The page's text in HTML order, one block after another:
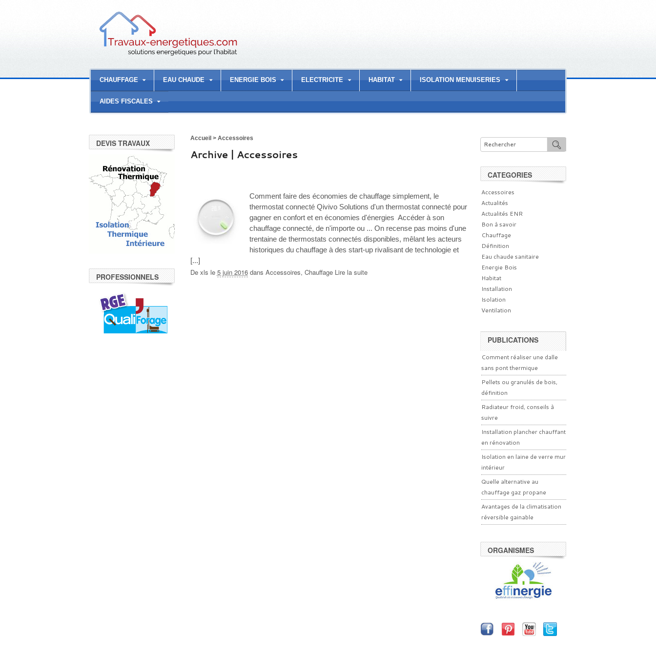
CHAUFFAGE EAU CHAUDE ENERGIE BOIS ELECTRICITE HABITAT ISOLATION MENUISERIES
AIDES FISCALES
Accueil > Accessoires
Archive | Accessoires
Comment faire des économies de chauffage simplement, le
thermostat connecté Qivivo Solutions d'un thermostat connecté pour
gagner en confort et en économies d'énergies Accéder à son
chauffage connecté, de n'importe ou ... On recense pas moins d'une
trentaine de thermostats connectés disponibles, mêlant les acteurs
historiques du chauffage à des start-up rivalisant de technologie et
[...]
De xls le 5 juin 2016 dans Accessoires, Chauffage Lire la suite
CATEGORIES
Accessoires
Actualités
Actualités ENR
Bon à savoir
Chauffage
Définition
Eau chaude sanitaire
Energie Bois
Habitat
Installation
Isolation
Ventilation
PUBLICATIONS
Comment réaliser une dalle
sans pont thermique
Pellets ou granulés de bois,
définition
Radiateur froid, conseils à
suivre
Installation plancher chauffant
en rénovation
Isolation en laine de verre mur
intérieur
Quelle alternative au
chauffage gaz propane
Avantages de la climatisation
réversible gainable
ORGANISMES
DEVIS TRAVAUX
PROFESSIONNELS